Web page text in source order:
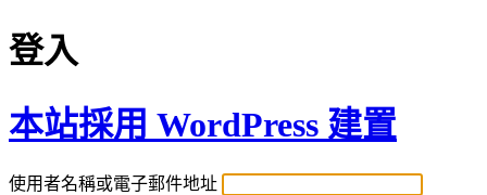
登入
本站採用 WordPress 建置
使用者名稱或電子郵件地址